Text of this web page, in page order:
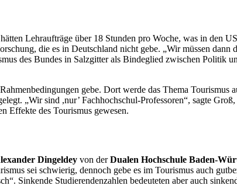
hätten Lehraufträge über 18 Stunden pro Woche, was in den
die es in Deutschland nicht gebe. „Wir müssen
des Bundes in Salzgitter als Bindeglied zwischen Politik
gebe. Dort werde das Thema Tourismus
„Wir sind ,nur’ Fachhochschul-Professoren“, sagte
Effekte des Tourismus gewesen.
Dingeldey von derDualen Hochschule Baden-
sei schwierig, dennoch gebe es im Tourismus auch
Sinkende Studierendenzahlen bedeuteten aber auch